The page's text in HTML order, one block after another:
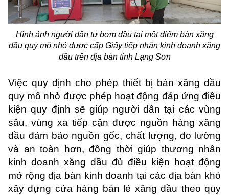
Hình ảnh người dân tự bơm dầu tại một điểm bán xăng
dầu quy mô nhỏ được cấp Giấy tiếp nhận kinh doanh xăng
dầu trên địa bàn tỉnh Lạng Sơn
Việc quy định cho phép thiết bị bán xăng dầu
quy mô nhỏ được phép hoạt động đáp ứng điều
kiện quy định sẽ giúp người dân tại các vùng
sâu, vùng xa tiếp cận được nguồn hàng xăng
dầu đảm bảo nguồn gốc, chất lượng, đo lường
và an toàn hơn, đồng thời giúp thương nhân
kinh doanh xăng dầu đủ điều kiện hoạt động
mở rộng địa bàn kinh doanh tại các địa bàn khó
xây dựng cửa hàng bán lẻ xăng dầu theo quy